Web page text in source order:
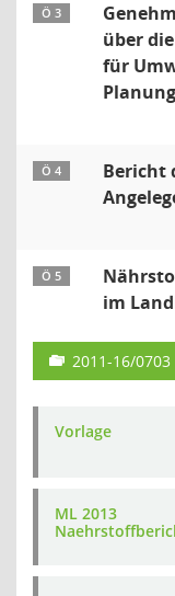
Ö 3
über
für
Ö 4
Bericht
Ö 5
im
2011-16/0703
Vorlage
ML 2013